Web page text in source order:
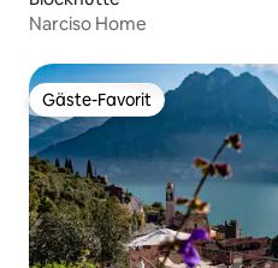
Narciso Home
Gäste-Favorit
Gäste-Favorit